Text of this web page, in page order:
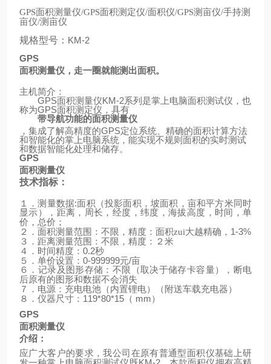
GPS面积测量仪/GPS面积测定仪/面积仪/GPS测亩仪/手持测
亩仪/测亩仪
规格型号： KM-2
GPS
面积测量仪，走一圈就能测出面积。
主机简介：
GPS面积测量仪KM-2系列是掌上电脑面积测试仪，也
称为GPS面积测定仪，具有
带导航功能的面积测量仪
，集成了解高精度的GPS定位系统、精确的面积计算方法
和智能化的掌上电脑系统，能实现不规则面积的实时测试
和数据智能化处理和储存。
GPS
面积测量仪
技术指标：
１．测量数据:面积（投影面积，坡面积，亩和平方米同时
显示），距离，周长，经度，纬度，海拔高度，时间，单
价，总价；
２．面积测量范围：不限，精度：面积zui大越精确， 1-3%
３．距离测量范围：不限，精度：２米
４．时间精度： 0.2秒
５．单价设置： 0-999999元/亩
６．记录及图形存储：不限（取决于储存卡容量），断电
后原有的图形和数据不会消失
７．电源：充电电池（内置锂电）
（ 附送车载充电器）
８．仪器尺寸： 119*80*15 （ mm）
GPS
面积测量仪
介绍：
应广大客户的要求，我公司在原有普通型面积仪基础上研